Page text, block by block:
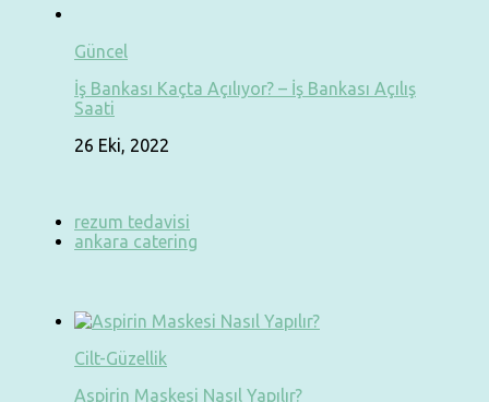
Güncel
İş Bankası Kaçta Açılıyor? – İş Bankası Açılış
Saati
26 Eki, 2022
rezum tedavisi
ankara catering
Cilt-Güzellik
Aspirin Maskesi Nasıl Yapılır?